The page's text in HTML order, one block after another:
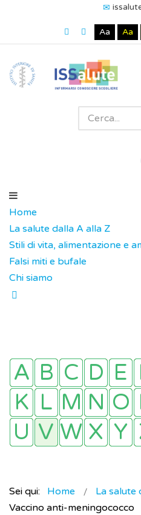
Aa Aa
Home
La salute dalla A alla Z
Stili di vita, alimentazione e
Falsi miti e bufale
Chi siamo
Sei qui: Home La salute
Vaccino anti-meningococco